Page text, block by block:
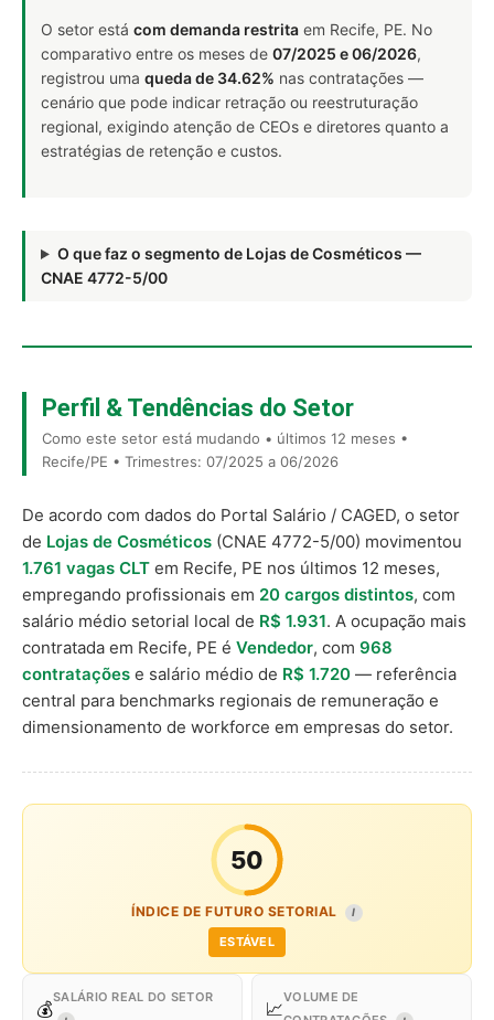
O setor está com demanda restrita em Recife, PE. No
comparativo entre os meses de 07/2025 e 06/2026,
registrou uma queda de 34.62% nas contratações —
cenário que pode indicar retração ou reestruturação
regional, exigindo atenção de CEOs e diretores quanto a
estratégias de retenção e custos.
O que faz o segmento de Lojas de Cosméticos —
CNAE 4772-5/00
Perfil & Tendências do Setor
Como este setor está mudando • últimos 12 meses •
Recife/PE • Trimestres: 07/2025 a 06/2026
De acordo com dados do Portal Salário / CAGED, o setor
de Lojas de Cosméticos (CNAE 4772-5/00) movimentou
1.761 vagas CLT em Recife, PE nos últimos 12 meses,
empregando profissionais em 20 cargos distintos, com
salário médio setorial local de R$ 1.931. A ocupação mais
contratada em Recife, PE é Vendedor, com 968
contratações e salário médio de R$ 1.720 — referência
central para benchmarks regionais de remuneração e
dimensionamento de workforce em empresas do setor.
50
ÍNDICE DE FUTURO SETORIAL I
ESTÁVEL
💰
SALÁRIO REAL DO SETOR
📈
VOLUME DE